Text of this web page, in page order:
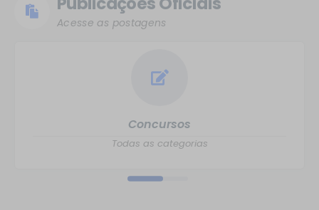
Acesse as postagens
Concursos
Todas as categorias